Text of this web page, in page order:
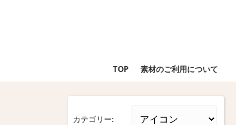
TOP 素材のご利用について
カテゴリー: